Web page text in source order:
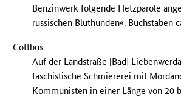
Benzinwerk folgende Hetzparole
russischen Bluthunden«. Buchstaben
Cottbus
–
Auf der Landstraße [Bad]
faschistische Schmiererei mit
Kommunisten in einer Länge von 20